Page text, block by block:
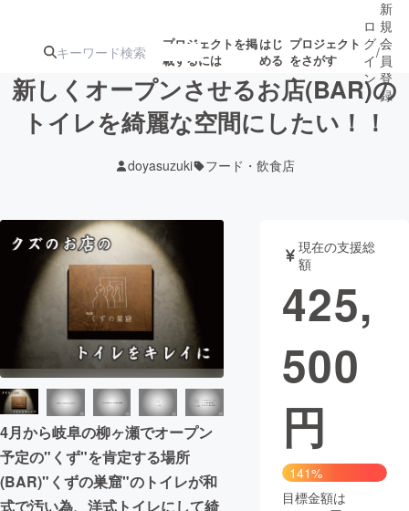
プロジェクトを掲
載するには
はじ
める
プロジェクト
をさがす
ジェクト
募集終了が近いプ
ロジェクト
アート・写真 音楽
テクノロジー・ガジェット ゲーム・サ
映像・映画
ビジネス・起業
まちづくり・地域活性化
CAMPFIRE for Social Good
CAMPFIRE Creation
ロ
グ
イ
ン
/
新
規
会
員
登
録
新しくオープンさせるお店(BAR)の
トイレを綺麗な空間にしたい！！
doyasuzuki フード・飲食店
4月から岐阜の柳ヶ瀬でオープン
予定の"くず"を肯定する場所
(BAR)"くずの巣窟"のトイレが和
式で汚い為、洋式トイレにして綺
現在の支援総
額
425,
500
円
141%
目標金額は